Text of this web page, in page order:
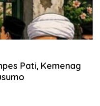
Pati, Kemenag